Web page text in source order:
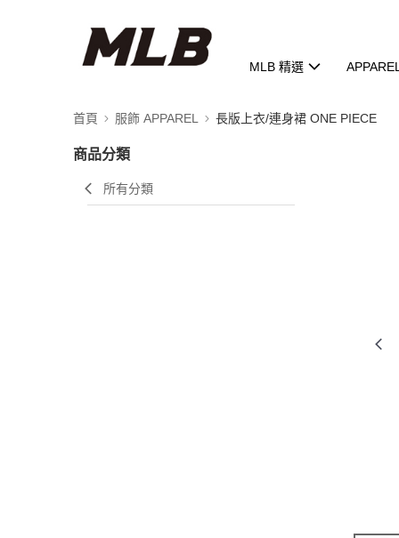
MLB 精選
首頁 服飾 APPAREL 長版上衣/連身裙 ONE PIECE
商品分類
所有分類